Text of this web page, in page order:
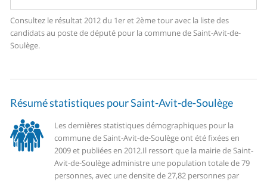
Consultez le résultat 2012 du 1er et 2ème tour avec la liste des
candidats au poste de député pour la commune de Saint-Avit-de-
Soulège.
Résumé statistiques pour Saint-Avit-de-Soulège
Les dernières statistiques démographiques pour la
commune de Saint-Avit-de-Soulège ont été fixées en
2009 et publiées en 2012.Il ressort que la mairie de Saint-
Avit-de-Soulège administre une population totale de 79
personnes, avec une densite de 27,82 personnes par